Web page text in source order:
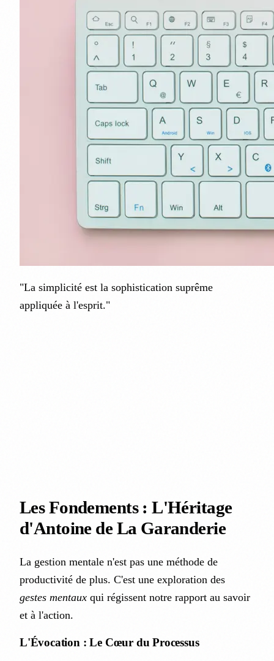
"La simplicité est la sophistication suprême
appliquée à l'esprit."
Les Fondements : L'Héritage
d'Antoine de La Garanderie
La gestion mentale n'est pas une méthode de
productivité de plus. C'est une exploration des
gestes mentaux qui régissent notre rapport au savoir
et à l'action.
L'Évocation : Le Cœur du Processus